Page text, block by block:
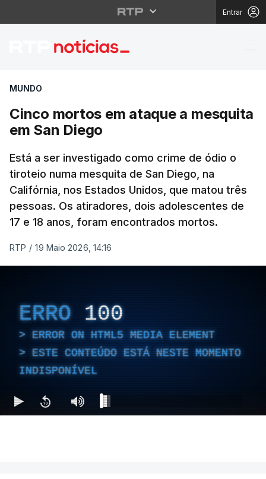
Entrar
Cinco mortos em
MUNDO
Cinco mortos em ataque a mesquita
em San Diego
Está a ser investigado como crime de ódio o
tiroteio numa mesquita de San Diego, na
Califórnia, nos Estados Unidos, que matou três
pessoas. Os atiradores, dois adolescentes de
17 e 18 anos, foram encontrados mortos.
RTP / 19 Maio 2026, 14:16
ERRO 100
ERROR ON HTML5 MEDIA ELEMENT
ESTE CONTEÚDO ESTÁ NESTE MOMENTO
INDISPONÍVEL